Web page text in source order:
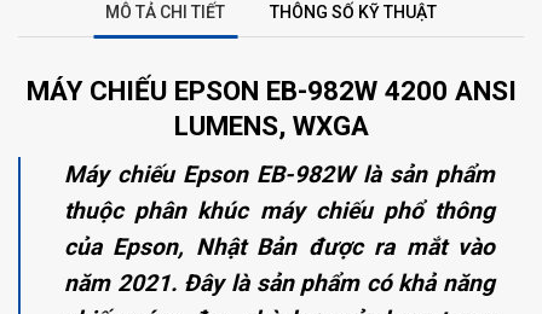
MÔ TẢ CHI TIẾT THÔNG SỐ KỸ THUẬT
MÁY CHIẾU EPSON EB-982W 4200 ANSI
LUMENS, WXGA
Máy chiếu Epson EB-982W là sản phẩm
thuộc phân khúc máy chiếu phổ thông
của Epson, Nhật Bản được ra mắt vào
năm 2021. Đây là sản phẩm có khả năng